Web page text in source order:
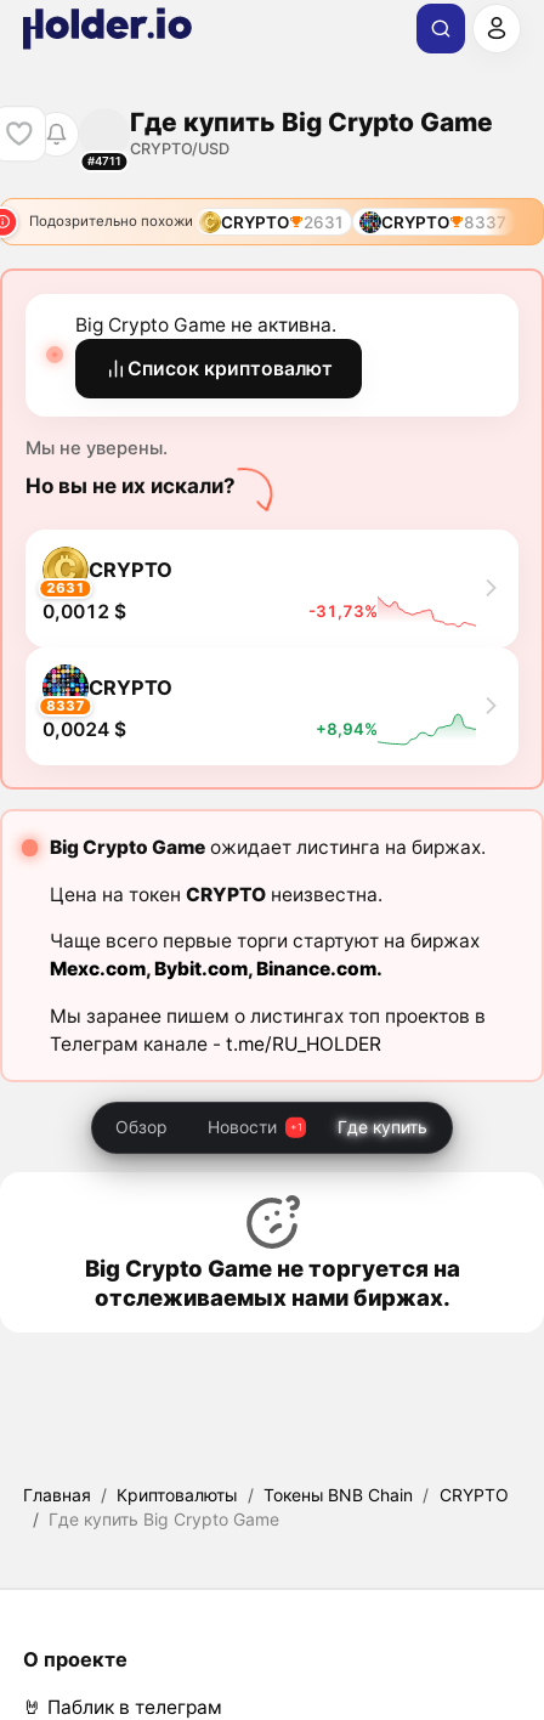
#4711
Где купить Big Crypto Game
CRYPTO/USD
Подозрительно похожи CRYPTO 2631 CRYPTO 8337
Big Crypto Game не активна.
Список криптовалют
Мы не уверены.
Но вы не их искали?
2631
CRYPTO
0,0012 $ -31,73%
8337
CRYPTO
0,0024 $ +8,94%
Big Crypto Gameожидает листинга на биржах.
Цена на токен CRYPTOнеизвестна.
Чаще всего первые торги стартуют на биржах
Mexc.com,Bybit.com,Binance.com.
Мы заранее пишем о листингах топ проектов в
Телеграм канале - t.me/RU_HOLDER
Обзор Новости Где купить
Big Crypto Game не торгуется на
отслеживаемых нами биржах.
Главная / Криптовалюты / Токены BNB Chain / CRYPTO
/ Где купить Big Crypto Game
О проекте
🤘 Паблик в телеграм